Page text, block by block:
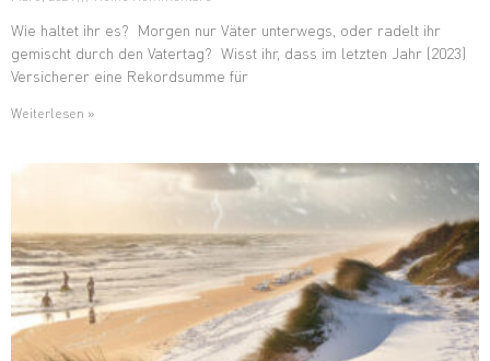
Wie haltet ihr es? Morgen nur Väter unterwegs, oder radelt ihr
gemischt durch den Vatertag? Wisst ihr, dass im letzten Jahr (2023)
Versicherer eine Rekordsumme für
Weiterlesen »